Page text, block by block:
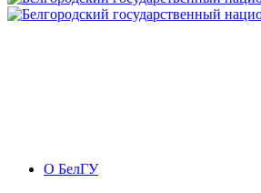
О БелГУ